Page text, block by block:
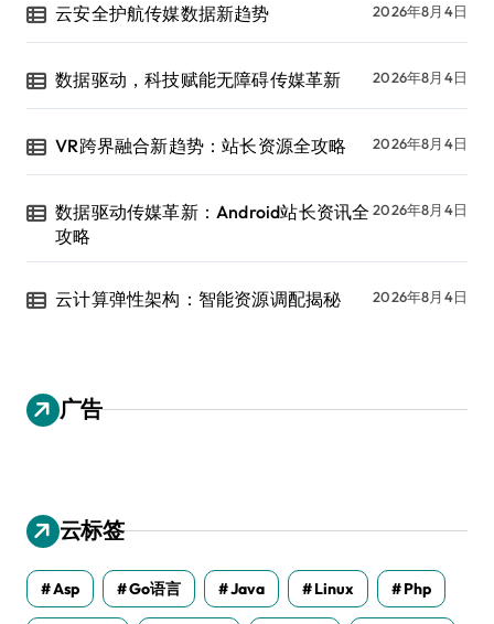
云安全护航传媒数据新趋势 2026年8月4日
数据驱动，科技赋能无障碍传媒革新 2026年8月4日
VR跨界融合新趋势：站长资源全攻略 2026年8月4日
数据驱动传媒革新：Android站长资讯全
攻略
2026年8月4日
云计算弹性架构：智能资源调配揭秘 2026年8月4日
广告
云标签
Asp Go语言 Java Linux Php